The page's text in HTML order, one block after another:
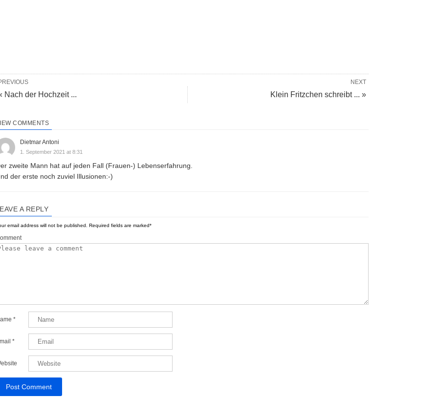
NEXT
Klein Fritzchen schreibt ... »
Nach der Hochzeit ...
COMMENTS
Dietmar Antoni
1. September 2021 at 8:31
zweite Mann hat auf jeden Fall (Frauen-) Lebenserfahrung.
der erste noch zuviel Illusionen:-)
A REPLY
email address will not be published. Required fields are marked*
*
*